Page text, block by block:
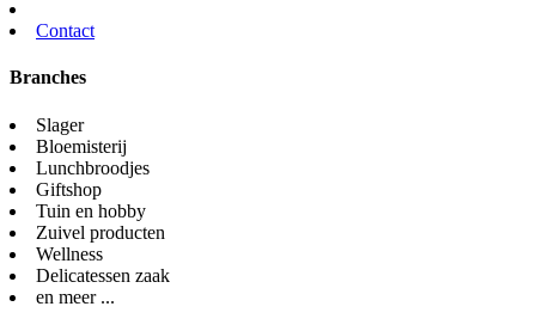
Contact
Branches
Slager
Bloemisterij
Lunchbroodjes
Giftshop
Tuin en hobby
Zuivel producten
Wellness
Delicatessen zaak
en meer ...